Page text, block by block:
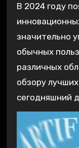
В 2024 году
значительно
обычных
различных
обзору
сегодняшний